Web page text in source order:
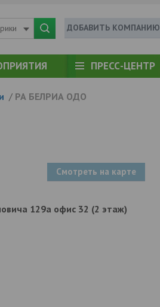
ДОБАВИТЬ КОМПАНИЮ
ПРЕСС-ЦЕНТР
/ РА БЕЛРИА ОДО
Смотреть на карте
129а офис 32 (2 этаж)